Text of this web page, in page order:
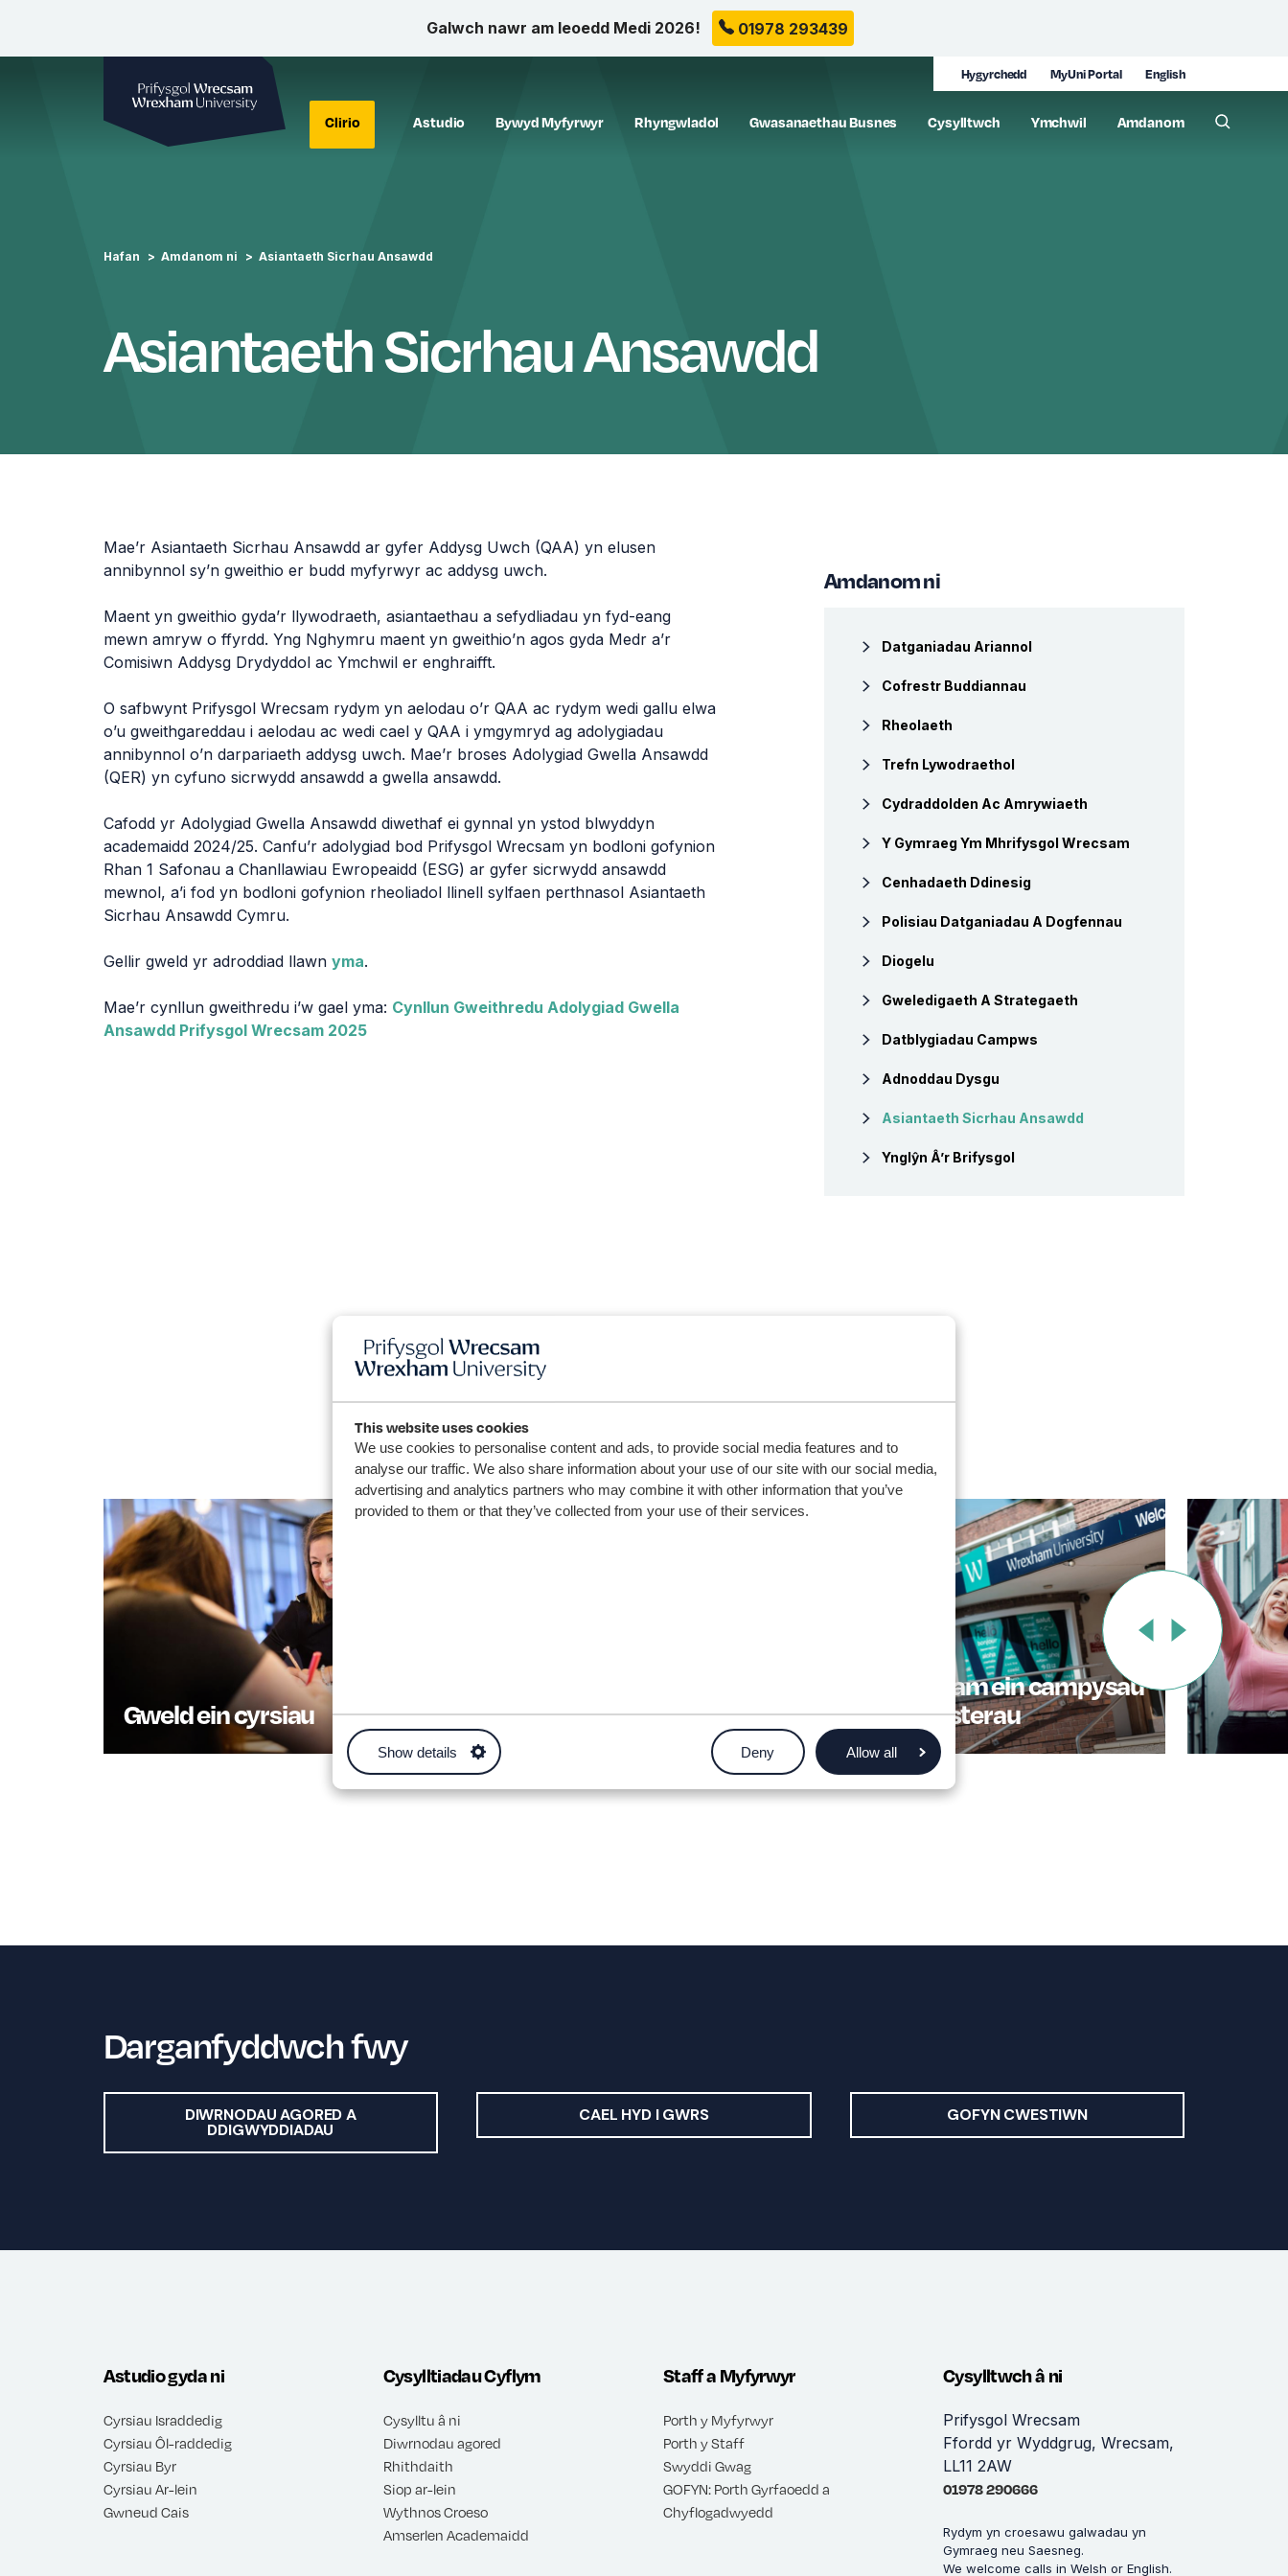
This website uses cookies
We use cookies to personalise content and ads, to provide social media features and to
analyse our traffic. We also share information about your use of our site with our social media,
advertising and analytics partners who may combine it with other information that you’ve
provided to them or that they’ve collected from your use of their services.
Show details Deny Allow all
Galwch nawr am leoedd Medi 2026! 01978 293439
Hygyrchedd MyUni Portal English
Clirio Astudio Bywyd Myfyrwyr Rhyngwladol Gwasanaethau Busnes Cysylltwch Ymchwil Amdanom
Hafan Amdanom ni Asiantaeth Sicrhau Ansawdd
Asiantaeth Sicrhau Ansawdd
Mae’r Asiantaeth Sicrhau Ansawdd ar gyfer Addysg Uwch (QAA) yn elusen
annibynnol sy’n gweithio er budd myfyrwyr ac addysg uwch.
Maent yn gweithio gyda’r llywodraeth, asiantaethau a sefydliadau yn fyd-eang
mewn amryw o ffyrdd. Yng Nghymru maent yn gweithio’n agos gyda Medr a’r
Comisiwn Addysg Drydyddol ac Ymchwil er enghraifft.
O safbwynt Prifysgol Wrecsam rydym yn aelodau o’r QAA ac rydym wedi gallu elwa
o’u gweithgareddau i aelodau ac wedi cael y QAA i ymgymryd ag adolygiadau
annibynnol o’n darpariaeth addysg uwch. Mae’r broses Adolygiad Gwella Ansawdd
(QER) yn cyfuno sicrwydd ansawdd a gwella ansawdd.
Cafodd yr Adolygiad Gwella Ansawdd diwethaf ei gynnal yn ystod blwyddyn
academaidd 2024/25. Canfu’r adolygiad bod Prifysgol Wrecsam yn bodloni gofynion
Rhan 1 Safonau a Chanllawiau Ewropeaidd (ESG) ar gyfer sicrwydd ansawdd
mewnol, a’i fod yn bodloni gofynion rheoliadol llinell sylfaen perthnasol Asiantaeth
Sicrhau Ansawdd Cymru.
Gellir gweld yr adroddiad llawn yma.
Mae’r cynllun gweithredu i’w gael yma: Cynllun Gweithredu Adolygiad Gwella
Ansawdd Prifysgol Wrecsam 2025
Amdanom ni
Datganiadau Ariannol
Cofrestr Buddiannau
Rheolaeth
Trefn Lywodraethol
Cydraddolden Ac Amrywiaeth
Y Gymraeg Ym Mhrifysgol Wrecsam
Cenhadaeth Ddinesig
Polisiau Datganiadau A Dogfennau
Diogelu
Gweledigaeth A Strategaeth
Datblygiadau Campws
Adnoddau Dysgu
Asiantaeth Sicrhau Ansawdd
Ynglŷn Â’r Brifysgol
Gweld ein cyrsiau
bywyd myfyriwr
Dysgwch am ein campysau
a'n cyfleusterau
Darganfyddwch fwy
DIWRNODAU AGORED A
DDIGWYDDIADAU
CAEL HYD I GWRS GOFYN CWESTIWN
Astudio gyda ni
Cyrsiau Israddedig
Cyrsiau Ôl-raddedig
Cyrsiau Byr
Cyrsiau Ar-lein
Gwneud Cais
Cysylltiadau Cyflym
Cysylltu â ni
Diwrnodau agored
Rhithdaith
Siop ar-lein
Wythnos Croeso
Amserlen Academaidd
Staff a Myfyrwyr
Porth y Myfyrwyr
Porth y Staff
Swyddi Gwag
GOFYN: Porth Gyrfaoedd a
Chyflogadwyedd
Cysylltwch â ni
Prifysgol Wrecsam
Ffordd yr Wyddgrug, Wrecsam,
LL11 2AW
01978 290666
Rydym yn croesawu galwadau yn
Gymraeg neu Saesneg.
We welcome calls in Welsh or English.